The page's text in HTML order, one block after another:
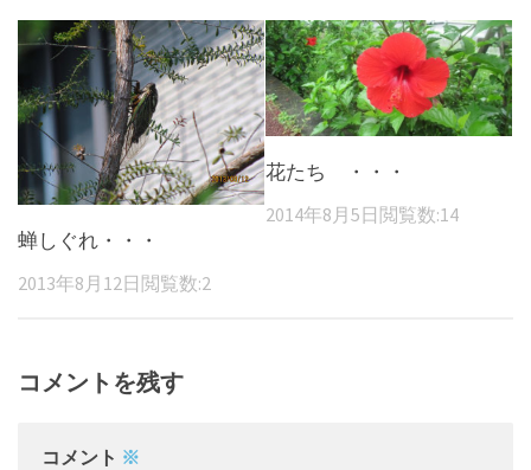
蝉しぐれ・・・
2013年8月12日 閲覧数:2
花たち ・・・
2014年8月5日 閲覧数:14
コメントを残す
コメント ※